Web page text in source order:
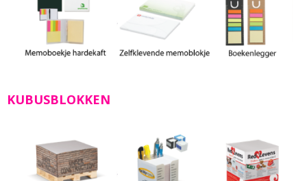
KUBUSBLOKKEN